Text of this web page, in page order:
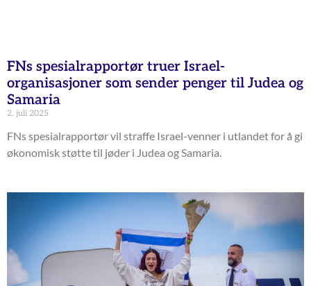
FNs spesialrapportør truer Israel-
organisasjoner som sender penger til Judea og
Samaria
2. juli 2025
FNs spesialrapportør vil straffe Israel-venner i utlandet for å gi
økonomisk støtte til jøder i Judea og Samaria.